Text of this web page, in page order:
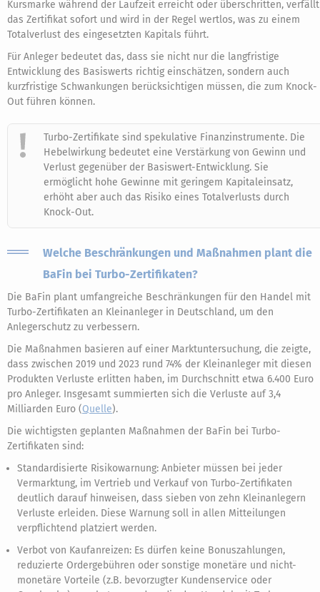
Kursmarke während der Laufzeit erreicht oder überschritten, verfällt
das Zertifikat sofort und wird in der Regel wertlos, was zu einem
Totalverlust des eingesetzten Kapitals führt.
Für Anleger bedeutet das, dass sie nicht nur die langfristige
Entwicklung des Basiswerts richtig einschätzen, sondern auch
kurzfristige Schwankungen berücksichtigen müssen, die zum Knock-
Out führen können.
Turbo-Zertifikate sind spekulative Finanzinstrumente. Die
Hebelwirkung bedeutet eine Verstärkung von Gewinn und
Verlust gegenüber der Basiswert-Entwicklung. Sie
ermöglicht hohe Gewinne mit geringem Kapitaleinsatz,
erhöht aber auch das Risiko eines Totalverlusts durch
Knock-Out.
Welche Beschränkungen und Maßnahmen plant die
BaFin bei Turbo-Zertifikaten?
Die BaFin plant umfangreiche Beschränkungen für den Handel mit
Turbo-Zertifikaten an Kleinanleger in Deutschland, um den
Anlegerschutz zu verbessern.
Die Maßnahmen basieren auf einer Marktuntersuchung, die zeigte,
dass zwischen 2019 und 2023 rund 74% der Kleinanleger mit diesen
Produkten Verluste erlitten haben, im Durchschnitt etwa 6.400 Euro
pro Anleger. Insgesamt summierten sich die Verluste auf 3,4
Milliarden Euro (Quelle).
Die wichtigsten geplanten Maßnahmen der BaFin bei Turbo-
Zertifikaten sind:
Standardisierte Risikowarnung: Anbieter müssen bei jeder
Vermarktung, im Vertrieb und Verkauf von Turbo-Zertifikaten
deutlich darauf hinweisen, dass sieben von zehn Kleinanlegern
Verluste erleiden. Diese Warnung soll in allen Mitteilungen
verpflichtend platziert werden.
Verbot von Kaufanreizen: Es dürfen keine Bonuszahlungen,
reduzierte Ordergebühren oder sonstige monetäre und nicht-
monetäre Vorteile (z.B. bevorzugter Kundenservice oder